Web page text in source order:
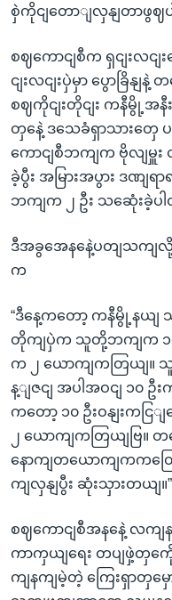
စှဲကိုငျတောျလှနျတာဖွဈပ
စဈကောငျစီက ရှငျးလငျ
ငျးလငျးပှဲမှာ ပွောခြိနျ
စဈကိုငျးတိုငျး ကနီမွို့အနီ
တှနေဲ့ ဒသေခံရှာသားတှေ
ကောငျစီဘကျက ဗိုလျမှူး
ခဲ့ပွီး အမြားအပွား ဒဏ
ဘကျက ၂ ဦး သဆေုံးခဲ့ပါ
ဒီအခွအေနနေဲ့ပတျသကျ
က
“ဒီနေ့ကတော့ ကနီမွို့နယျ သ
တိုကျပှဲက သူတို့ဘကျက ၁
က ၂ ယောကျကတြယျ။
န့ျဇငျ အပါအဝငျ ၁၀ ဦ
ကတော့ ၁၀ ဦးဝနျးကင
၂ ယောကျကတြယျဗြ။
နောကျတယောကျကကတြေ
ကျလှနျပွီး ဆုံးသှားတယျ။”
စဈကောငျစီအနနေဲ့ လက
ကာကှယျရေး တပျဖှဲ့တှက
ကျနကျမဲ့တဲ့ ကြေးရှာတှ